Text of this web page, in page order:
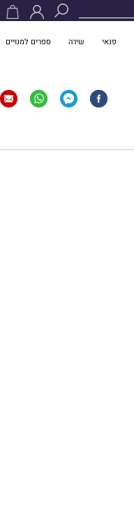
פנאי שירה ספרים למנויים